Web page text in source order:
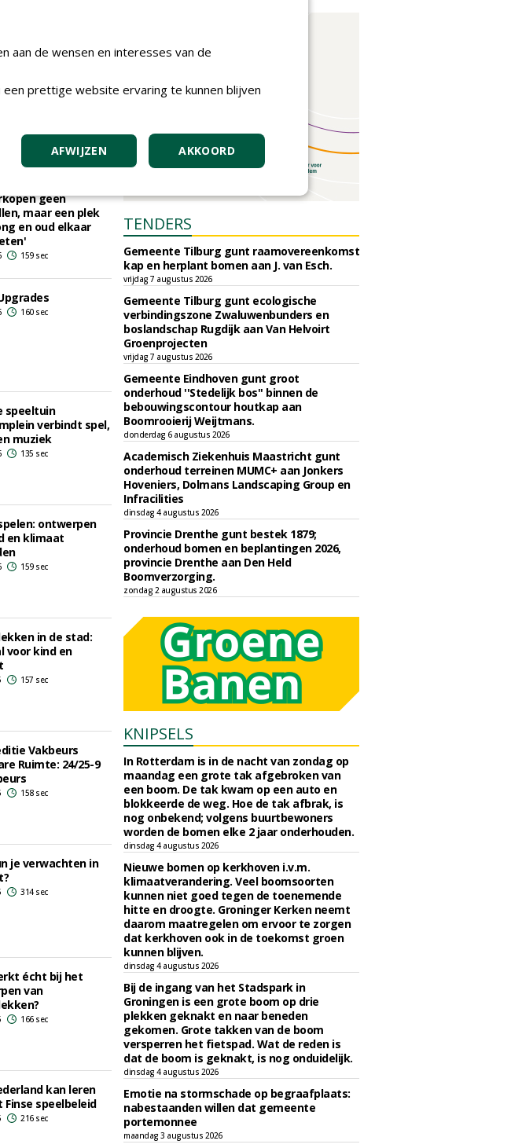
die klauteren en
Urban Upgrades
geen
maar een plek
en oud elkaar
159 sec
160 sec
speeltuin
verbindt spel,
muziek
135 sec
ontwerpen
en klimaat
159 sec
in de stad:
voor kind en
157 sec
Vakbeurs
Ruimte: 24/25-9
158 sec
je verwachten in
314 sec
écht bij het
van
166 sec
kan leren
Finse speelbeleid
216 sec
TENDERS
Gemeente Tilburg gunt raamovereenkomst
kap en herplant bomen aan J. van Esch.
vrijdag 7 augustus 2026
Gemeente Tilburg gunt ecologische
verbindingszone Zwaluwenbunders en
boslandschap Rugdijk aan Van Helvoirt
Groenprojecten
vrijdag 7 augustus 2026
Gemeente Eindhoven gunt groot
onderhoud ''Stedelijk bos'' binnen de
bebouwingscontour houtkap aan
Boomrooierij Weijtmans.
donderdag 6 augustus 2026
Academisch Ziekenhuis Maastricht gunt
onderhoud terreinen MUMC+ aan Jonkers
Hoveniers, Dolmans Landscaping Group en
Infracilities
dinsdag 4 augustus 2026
Provincie Drenthe gunt bestek 1879;
onderhoud bomen en beplantingen 2026,
provincie Drenthe aan Den Held
Boomverzorging.
zondag 2 augustus 2026
KNIPSELS
In Rotterdam is in de nacht van zondag op
maandag een grote tak afgebroken van
een boom. De tak kwam op een auto en
blokkeerde de weg. Hoe de tak afbrak, is
nog onbekend; volgens buurtbewoners
worden de bomen elke 2 jaar onderhouden.
dinsdag 4 augustus 2026
Nieuwe bomen op kerkhoven i.v.m.
klimaatverandering. Veel boomsoorten
kunnen niet goed tegen de toenemende
hitte en droogte. Groninger Kerken neemt
daarom maatregelen om ervoor te zorgen
dat kerkhoven ook in de toekomst groen
kunnen blijven.
dinsdag 4 augustus 2026
Bij de ingang van het Stadspark in
Groningen is een grote boom op drie
plekken geknakt en naar beneden
gekomen. Grote takken van de boom
versperren het fietspad. Wat de reden is
dat de boom is geknakt, is nog onduidelijk.
dinsdag 4 augustus 2026
Emotie na stormschade op begraafplaats:
nabestaanden willen dat gemeente
portemonnee
maandag 3 augustus 2026
aan de wensen en interesses van de
prettige website ervaring te kunnen blijven
AKKOORD
AFWIJZEN